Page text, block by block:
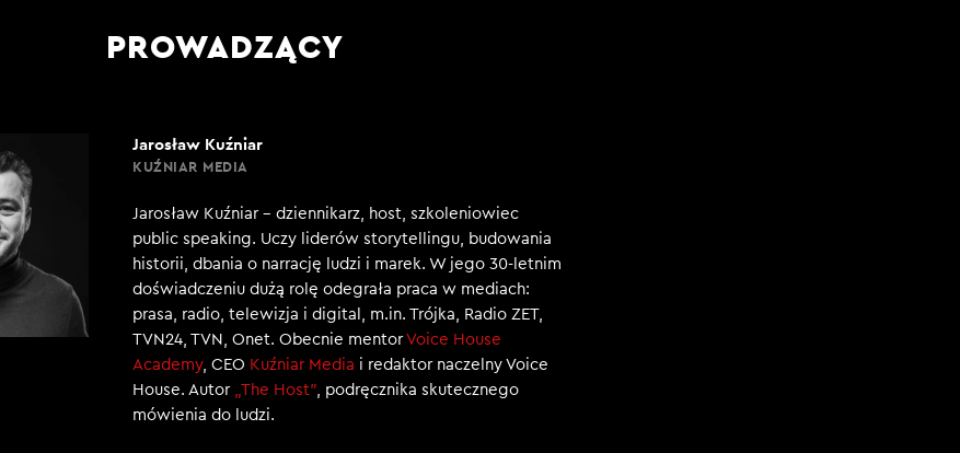
PROWADZĄCY
Jarosław Kuźniar
KUŹNIAR MEDIA
Jarosław Kuźniar – dziennikarz, host, szkoleniowiec
public speaking. Uczy liderów storytellingu, budowania
historii, dbania o narrację ludzi i marek. W jego 30-letnim
doświadczeniu dużą rolę odegrała praca w mediach:
prasa, radio, telewizja i digital, m.in. Trójka, Radio ZET,
TVN24, TVN, Onet. Obecnie mentorVoice House
Academy, CEO Kuźniar Media i redaktor naczelny Voice
House. Autor „The Host”, podręcznika skutecznego
mówienia do ludzi.